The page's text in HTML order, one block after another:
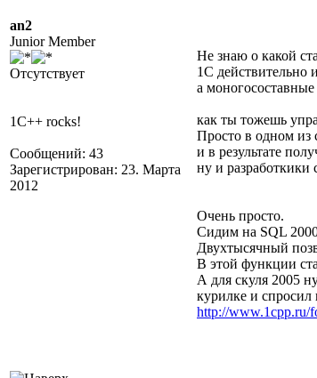
an2
Junior Member
Отсутствует
1C++ rocks!
Сообщений: 43
Зарегистрирован: 23. Марта
2012
Не знаю о какой
1С действительно
а
как ты тожешь
Просто в одном из
и в результате
ну и разработкики
Очень просто.
Сидим на SQL
Двухтысячный
В этой функции
А для скуля 2005
курилке и спросил
http://www.1cpp.ru/